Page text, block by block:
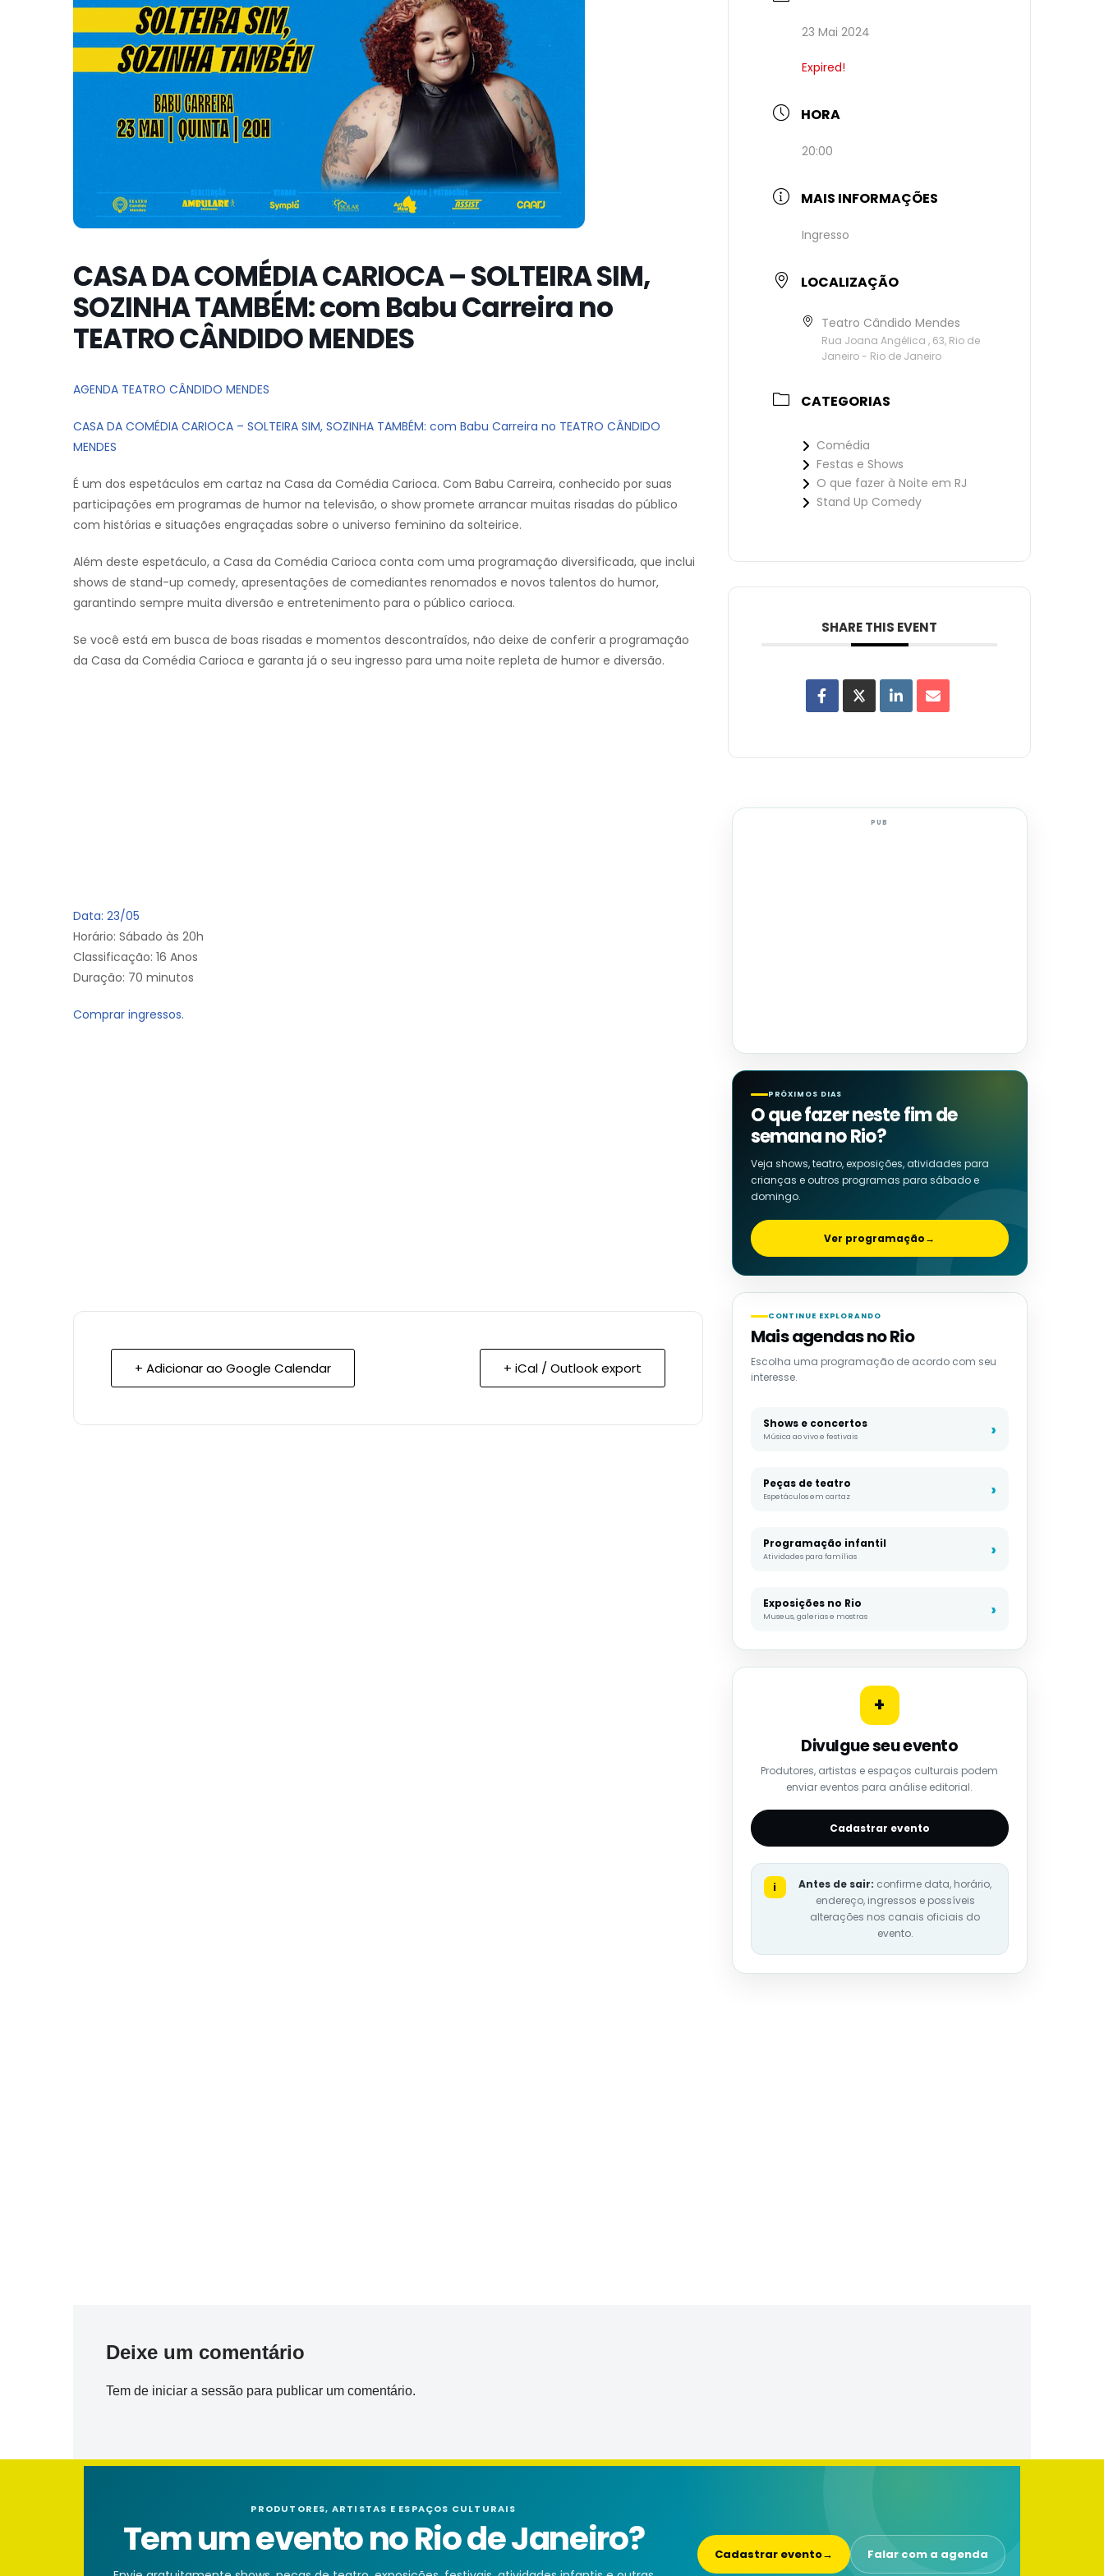
CASA DA COMÉDIA CARIOCA – SOLTEIRA SIM,
SOZINHA TAMBÉM: com Babu Carreira no
TEATRO CÂNDIDO MENDES
AGENDA TEATRO CÂNDIDO MENDES
CASA DA COMÉDIA CARIOCA – SOLTEIRA SIM, SOZINHA TAMBÉM: com Babu Carreira no TEATRO CÂNDIDO
MENDES
É um dos espetáculos em cartaz na Casa da Comédia Carioca. Com Babu Carreira, conhecido por suas
participações em programas de humor na televisão, o show promete arrancar muitas risadas do público
com histórias e situações engraçadas sobre o universo feminino da solteirice.
Além deste espetáculo, a Casa da Comédia Carioca conta com uma programação diversificada, que inclui
shows de stand-up comedy, apresentações de comediantes renomados e novos talentos do humor,
garantindo sempre muita diversão e entretenimento para o público carioca.
Se você está em busca de boas risadas e momentos descontraídos, não deixe de conferir a programação
da Casa da Comédia Carioca e garanta já o seu ingresso para uma noite repleta de humor e diversão.
Data: 23/05
Horário: Sábado às 20h
Classificação: 16 Anos
Duração: 70 minutos
Comprar ingressos.
+ Adicionar ao Google Calendar + iCal / Outlook export
23 Mai 2024
Expired!
HORA
20:00
MAIS INFORMAÇÕES
Ingresso
LOCALIZAÇÃO
Teatro Cândido Mendes
Rua Joana Angélica , 63, Rio de
Janeiro - Rio de Janeiro
CATEGORIAS
Comédia
Festas e Shows
O que fazer à Noite em RJ
Stand Up Comedy
SHARE THIS EVENT
PUB
PRÓXIMOS DIAS
O que fazer neste fim de
semana no Rio?
Veja shows, teatro, exposições, atividades para
crianças e outros programas para sábado e
domingo.
Ver programação→
CONTINUE EXPLORANDO
Mais agendas no Rio
Escolha uma programação de acordo com seu
interesse.
Shows e concertos
Música ao vivo e festivais
Peças de teatro
Espetáculos em cartaz
Programação infantil
Atividades para famílias
Exposições no Rio
Museus, galerias e mostras
+
Divulgue seu evento
Produtores, artistas e espaços culturais podem
enviar eventos para análise editorial.
Cadastrar evento
i Antes de sair: confirme data, horário,
endereço, ingressos e possíveis
alterações nos canais oficiais do
evento.
Deixe um comentário
Tem de iniciar a sessão para publicar um comentário.
PRODUTORES, ARTISTAS E ESPAÇOS CULTURAIS
Tem um evento no Rio de Janeiro? Cadastrar evento→ Falar com a agenda